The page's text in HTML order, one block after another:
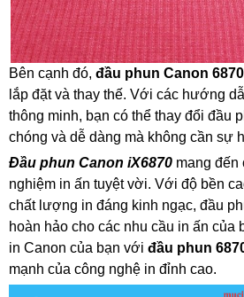
Bên cạnh đó, đầu phun Canon 6870
lắp đặt và thay thế. Với các hướng
thông minh, bạn có thể thay đổi đầu
chóng và dễ dàng mà không cần sự
Đầu phun Canon iX6870 mang đến
nghiệm in ấn tuyệt vời. Với độ bền
chất lượng in đáng kinh ngạc, đầu
hoàn hảo cho các nhu cầu in ấn của
in Canon của bạn với đầu phun
mạnh của công nghệ in đỉnh cao.